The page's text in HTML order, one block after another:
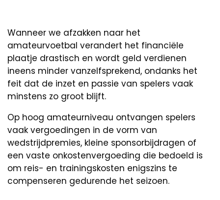
Wanneer we afzakken naar het
amateurvoetbal verandert het financiële
plaatje drastisch en wordt geld verdienen
ineens minder vanzelfsprekend, ondanks het
feit dat de inzet en passie van spelers vaak
minstens zo groot blijft.
Op hoog amateurniveau ontvangen spelers
vaak vergoedingen in de vorm van
wedstrijdpremies, kleine sponsorbijdragen of
een vaste onkostenvergoeding die bedoeld is
om reis- en trainingskosten enigszins te
compenseren gedurende het seizoen.